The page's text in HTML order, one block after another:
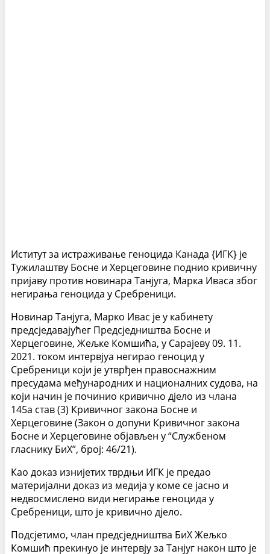
Иститут за истраживање геноцида Канада {ИГК} је
Тужилаштву Босне и Херцеговине поднио кривичну
пријаву против новинара Танјуга, Марка Иваса због
негирања геноцида у Сребреници.
Новинар Танјуга, Марко Ивас је у кабинету
предсједавајућег Предсједништва Босне и
Херцеговине, Жељке Комшића, у Сарајеву 09. 11.
2021. током интервјуа негирао геноцид у
Сребреници који је утврђен правоснажним
пресудама међународних и националних судова, на
који начин је починио кривично дјело из члана
145а став (3) Кривичног закона Босне и
Херцеговине (Закон о допуни Кривичног закона
Босне и Херцеговине објављен у “Службеном
гласнику БиХ”, број: 46/21).
Као доказ изнијетих тврдњи ИГК је предао
материјални доказ из медија у коме се јасно и
недвосмислено види негирање геноцида у
Сребреници, што је кривично дјело.
Подсјетимо, члан предсједништва БиХ Жељко
Комшић прекинуо је интервју за Танјуг након што је